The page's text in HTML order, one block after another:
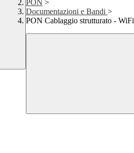
PON >
Documentazioni e Bandi >
PON Cablaggio strutturato - WiFi